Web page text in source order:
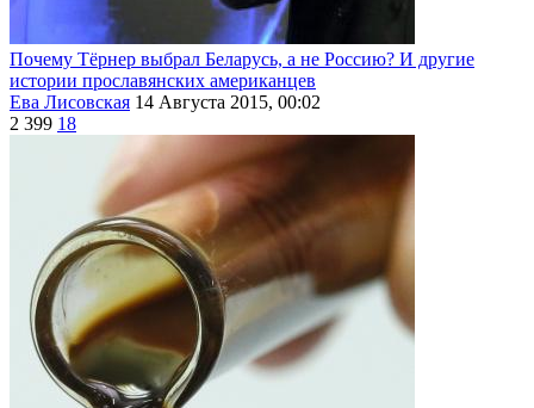
Почему Тёрнер выбрал Беларусь, а не Россию? И другие
истории прославянских американцев
Ева Лисовская 14 Августа 2015, 00:02
2 399 18